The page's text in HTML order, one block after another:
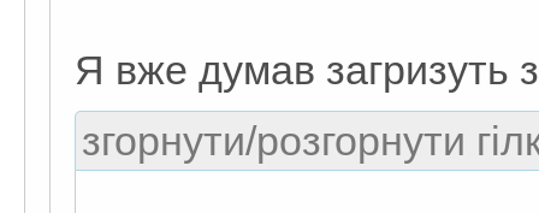
Я вже думав загризуть
згорнути/розгорнути